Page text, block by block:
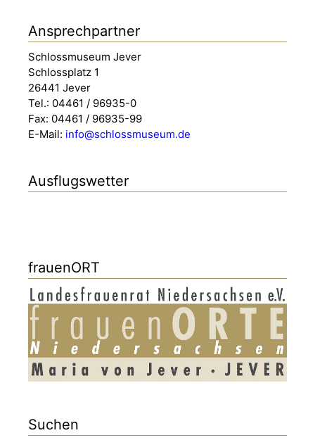
Ansprechpartner
Schlossmuseum Jever
Schlossplatz 1
26441 Jever
Tel.: 04461 / 96935-0
Fax: 04461 / 96935-99
E-Mail: info@schlossmuseum.de
Ausflugswetter
frauenORT
Suchen